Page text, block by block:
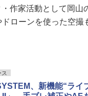
作家活動として岡山
ローンを使った空撮
ス
、新機能“ライ